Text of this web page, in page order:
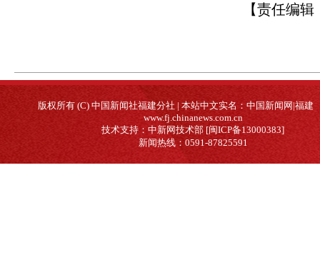
【责任编辑
版权所有 (C) 中国新闻社福建分社 | 本站中文实名：中国新闻网|福建
www.fj.chinanews.com.cn
技术支持：中新网技术部 [闽ICP备13000383]
新闻热线：0591-87825591